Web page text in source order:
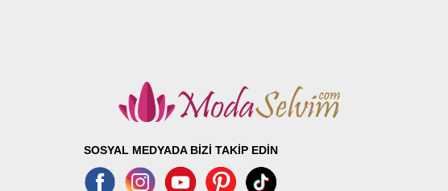
SOSYAL MEDYADA BİZİ TAKİP EDİN